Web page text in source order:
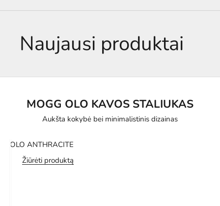
Naujausi produktai
MOGG OLO KAVOS STALIUKAS
Aukšta kokybė bei minimalistinis dizainas
OLO ANTHRACITE
Žiūrėti produktą